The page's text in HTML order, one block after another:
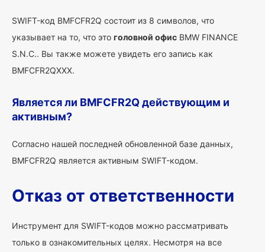
SWIFT-код BMFCFR2Q состоит из 8 символов, что
указывает на то, что это головной офис BMW FINANCE
S.N.C.. Вы также можете увидеть его запись как
BMFCFR2QXXX.
Является ли BMFCFR2Q действующим и
активным?
Согласно нашей последней обновленной базе данных,
BMFCFR2Q является активным SWIFT-кодом.
Отказ от ответственности
Инструмент для SWIFT-кодов можно рассматривать
только в ознакомительных целях. Несмотря на все